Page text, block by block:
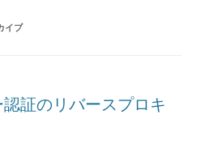
イブ
証のリバースプロキ